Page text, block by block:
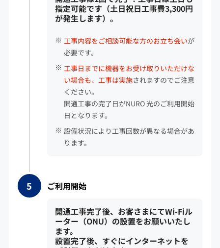
指定可能です（土日祝日工事費3,300円
が発生します）。
工事内容をご相談可能な方のお立ち会いが
必要です。
工事日までに機器をお受け取りいただけな
い場合も、工事は実施されますのでご注意
ください。
開通工事の完了日がNURO 光のご利用開始
日となります。
設備状況により工事回数が異なる場合があ
ります。
ご利用開始
開通工事完了後、お客さまにてWi-Fiル
ーター（ONU）の設置をお願いいたし
ます。
設置完了後、すぐにインターネットを